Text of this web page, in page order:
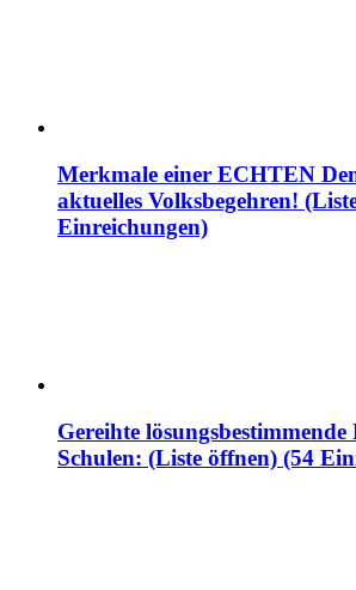
Merkmale einer ECHTEN
aktuelles Volksbegehren!
Einreichungen)
Gereihte lösungsbestimmende
Schulen: (Liste öffnen) (54